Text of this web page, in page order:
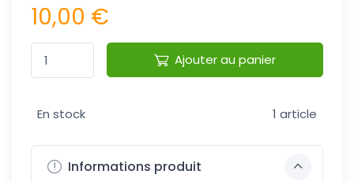
10,00 €
Ajouter au panier
En stock 1 article
Informations produit